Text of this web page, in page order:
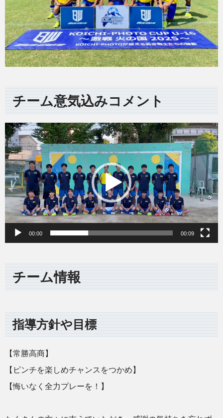
チーム意気込みコメント
動
画
プ
レ
ー
ヤ
00:00 00:09
チーム情報
指導方針や目標
【常勝高商】
【ピンチを楽しめチャンスをつかめ】
【悔いなく全力プレーを！】